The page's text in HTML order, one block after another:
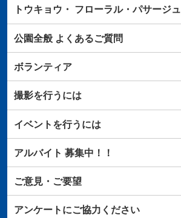
トウキョウ・ フローラル・パサージュ
公園全般よくあるご質問
ボランティア
撮影を行うには
イベントを行うには
アルバイト 募集中！！
ご意見・ご要望
アンケートにご協力ください